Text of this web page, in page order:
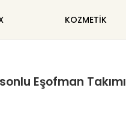
KOZMETİK
Eşofman Takımı